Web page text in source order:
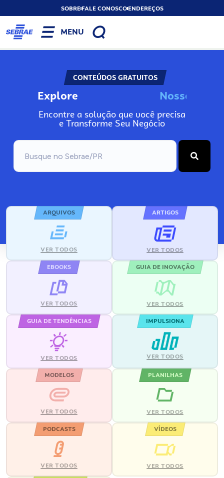
SOBREFALE CONOSCOENDEREÇOS
MENU
CONTEÚDOS GRATUITOS
Explore Nos
Encontre a solução que você precisa
e Transforme Seu Negócio
ARQUIVOS
VER TODOS
ARTIGOS
VER TODOS
EBOOKS
VER TODOS
GUIA DE INOVAÇÃO
VER TODOS
GUIA DE TENDÊNCIAS
VER TODOS
IMPULSIONA
VER TODOS
MODELOS
VER TODOS
PLANILHAS
VER TODOS
PODCASTS
VER TODOS
VÍDEOS
VER TODOS